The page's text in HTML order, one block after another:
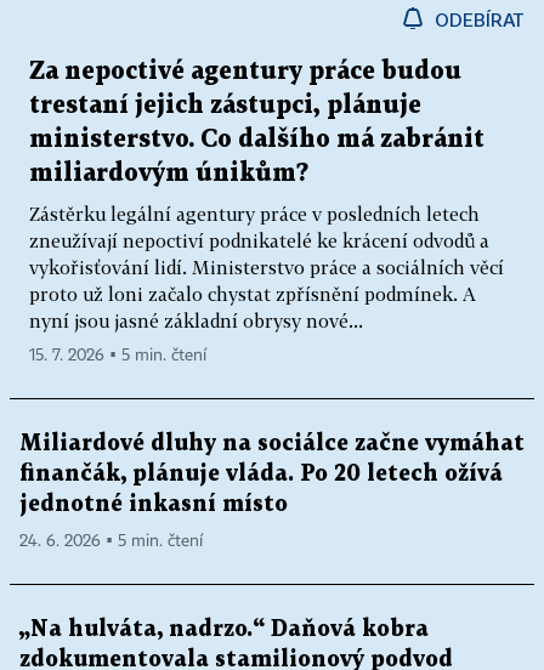
ODEBÍRAT
Za nepoctivé agentury práce budou
trestaní jejich zástupci, plánuje
ministerstvo. Co dalšího má zabránit
miliardovým únikům?
Zástěrku legální agentury práce v posledních letech
zneužívají nepoctiví podnikatelé ke krácení odvodů a
vykořisťování lidí. Ministerstvo práce a sociálních věcí
proto už loni začalo chystat zpřísnění podmínek. A
nyní jsou jasné základní obrysy nové...
15. 7. 2026 ▪ 5 min. čtení
Miliardové dluhy na sociálce začne vymáhat
finančák, plánuje vláda. Po 20 letech ožívá
jednotné inkasní místo
24. 6. 2026 ▪ 5 min. čtení
„Na hulváta, nadrzo.“ Daňová kobra
zdokumentovala stamilionový podvod